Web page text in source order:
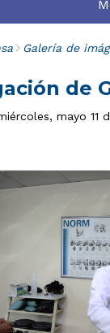
Galería de
de
mayo 11